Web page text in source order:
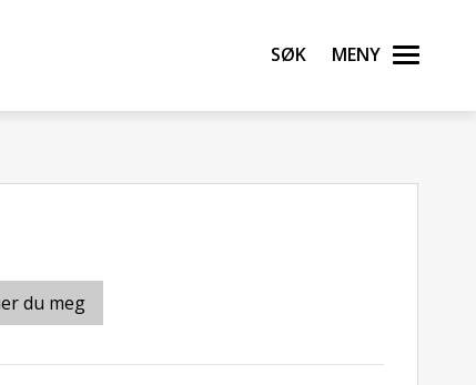
Søk Meny
du meg